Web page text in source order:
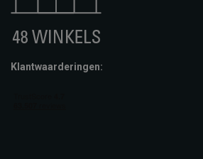
Klantwaarderingen: